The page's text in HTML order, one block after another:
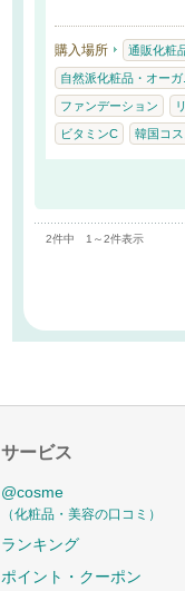
購入場所 通販化粧
自然派化粧品・オー
ファンデーション
ビタミンC 韓国コス
2件中 1～2件表示
サービス
@cosme
（化粧品・美容の口コミ）
ランキング
ポイント・クーポン